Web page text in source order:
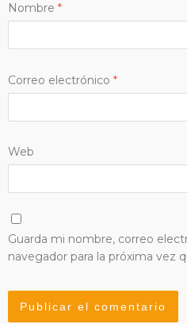
Nombre *
Correo electrónico *
Web
Guarda mi nombre, correo
navegador para la próxima vez